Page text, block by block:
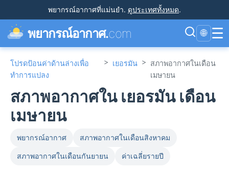
พยากรณ์อากาศที่แม่นยำ. ดูประเทศทั้งหมด.
พยากรณ์อากาศ.com 🌐 ☰
โปรดป้อนค่าด้านล่างเพื่อ
ทำการแปลง
> เยอรมัน > สภาพอากาศในเดือน
เมษายน
สภาพอากาศใน เยอรมัน เดือน
เมษายน
พยากรณ์อากาศ สภาพอากาศในเดือนสิงหาคม
สภาพอากาศในเดือนกันยายน ค่าเฉลี่ยรายปี